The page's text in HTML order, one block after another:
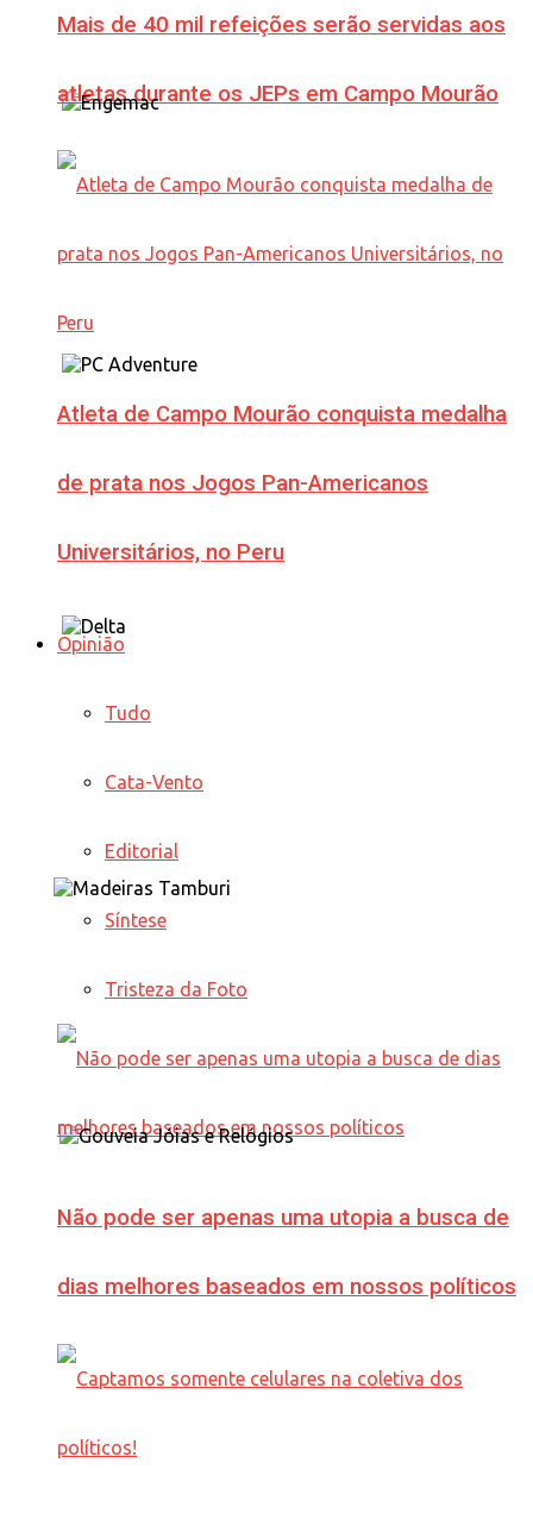
Mais de 40 mil refeições serão servidas aos
atletas durante os JEPs em Campo Mourão
Atleta de Campo Mourão conquista medalha
de prata nos Jogos Pan-Americanos
Universitários, no Peru
Opinião
Tudo
Cata-Vento
Editorial
Síntese
Tristeza da Foto
Não pode ser apenas uma utopia a busca de
dias melhores baseados em nossos políticos